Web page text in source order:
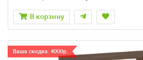
В корзину
Ваша скидка: 4000р.